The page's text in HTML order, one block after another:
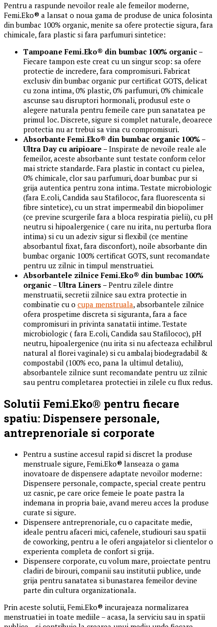
Pentru a raspunde nevoilor reale ale femeilor moderne,
Femi.Eko® a lansat o noua gama de produse de unica folosinta
din bumbac 100% organic, menite sa ofere protectie sigura, fara
chimicale, fara plastic si fara parfumuri sintetice:
Tampoane Femi.Eko® din bumbac 100% organic –
Fiecare tampon este creat cu un singur scop: sa ofere
protectie de incredere, fara compromisuri. Fabricat
exclusiv din bumbac organic pur certificat GOTS, delicat
cu zona intima, 0% plastic, 0% parfumuri, 0% chimicale
ascunse sau disruptori hormonali, produsul este o
alegere naturala pentru femeile care pun sanatatea pe
primul loc. Discrete, sigure si complet naturale, deoarece
protectia nu ar trebui sa vina cu compromisuri.
Absorbante Femi.Eko® din bumbac organic 100% –
Ultra Day cu aripioare – Inspirate de nevoile reale ale
femeilor, aceste absorbante sunt testate conform celor
mai stricte standarde. Fara plastic in contact cu pielea,
0% chimicale, clor sau parfumuri, doar bumbac pur si
grija autentica pentru zona intima. Testate microbiologic
(fara E.coli, Candida sau Stafilococ, fara fluorescenta si
fibre sintetice), cu un strat impermeabil din biopolimer
(ce previne scurgerile fara a bloca respiratia pielii), cu pH
neutru si hipoalergenice ( care nu irita, nu perturba flora
intima) si cu un adeziv sigur si flexibil (ce mentine
absorbantul fixat, fara disconfort), noile absorbante din
bumbac organic 100% certificat GOTS, sunt recomandate
pentru uz zilnic in timpul menstruatiei.
Absorbantele zilnice Femi.Eko® din bumbac 100%
organic – Ultra Liners – Pentru zilele dintre
menstruatii, secretii zilnice sau extra protectie in
combinatie cu o cupa menstruala, absorbantele zilnice
ofera prospetime discreta si siguranta, fara a face
compromisuri in privinta sanatatii intime. Testate
microbiologic ( fara E.coli, Candida sau Stafilococ), pH
neutru, hipoalergenice (nu irita si nu afecteaza echilibrul
natural al florei vaginale) si cu ambalaj biodegradabil &
compostabil (100% eco, pana la ultimul detaliu),
absorbantele zilnice sunt recomandate pentru uz zilnic
sau pentru completarea protectiei in zilele cu flux redus.
Solutii Femi.Eko® pentru fiecare
spatiu: Dispensere personale,
antreprenoriale si corporate
Pentru a sustine accesul rapid si discret la produse
menstruale sigure, Femi.Eko® lanseaza o gama
inovatoare de dispensere adaptate nevoilor moderne:
Dispensere personale, compacte, special create pentru
uz casnic, pe care orice femeie le poate pastra la
indemana in propria baie, avand mereu acces la produse
curate si sigure.
Dispensere antreprenoriale, cu o capacitate medie,
ideale pentru afaceri mici, cafenele, studiouri sau spatii
de coworking, pentru a le oferi angajatelor si clientelor o
experienta completa de confort si grija.
Dispensere corporate, cu volum mare, proiectate pentru
cladiri de birouri, companii sau institutii publice, unde
grija pentru sanatatea si bunastarea femeilor devine
parte din cultura organizationala.
Prin aceste solutii, Femi.Eko® incurajeaza normalizarea
menstruatiei in toate mediile – acasa, la serviciu sau in spatii